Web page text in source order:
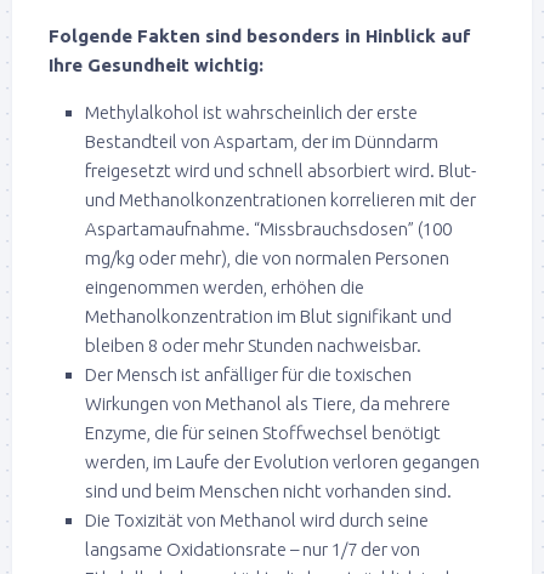
Folgende Fakten sind besonders in Hinblick auf
Ihre Gesundheit wichtig:
Methylalkohol ist wahrscheinlich der erste
Bestandteil von Aspartam, der im Dünndarm
freigesetzt wird und schnell absorbiert wird. Blut-
und Methanolkonzentrationen korrelieren mit der
Aspartamaufnahme. “Missbrauchsdosen” (100
mg/kg oder mehr), die von normalen Personen
eingenommen werden, erhöhen die
Methanolkonzentration im Blut signifikant und
bleiben 8 oder mehr Stunden nachweisbar.
Der Mensch ist anfälliger für die toxischen
Wirkungen von Methanol als Tiere, da mehrere
Enzyme, die für seinen Stoffwechsel benötigt
werden, im Laufe der Evolution verloren gegangen
sind und beim Menschen nicht vorhanden sind.
Die Toxizität von Methanol wird durch seine
langsame Oxidationsrate – nur 1/7 der von